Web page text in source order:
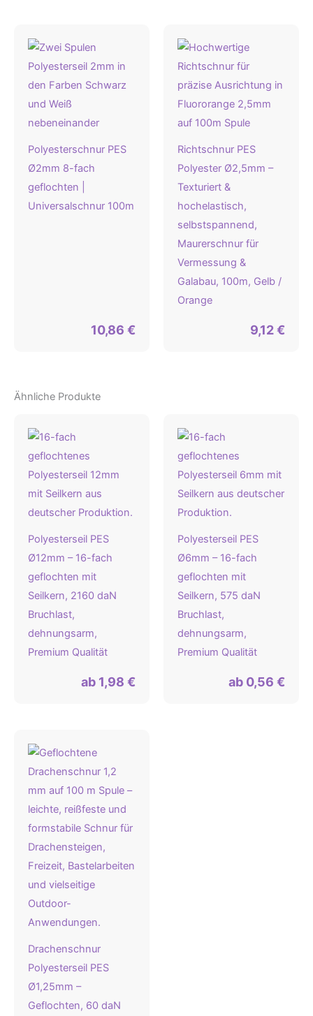
Polyesterschnur PES
Ø2mm 8-fach
geflochten |
Universalschnur 100m
10,86 €
Richtschnur PES
Polyester Ø2,5mm –
Texturiert &
hochelastisch,
selbstspannend,
Maurerschnur für
Vermessung &
Galabau, 100m, Gelb /
Orange
9,12€
Ähnliche Produkte
Polyesterseil PES
Ø12mm – 16-fach
geflochten mit
Seilkern, 2160 daN
Bruchlast,
dehnungsarm,
Premium Qualität
ab 1,98 €
Polyesterseil PES
Ø6mm – 16-fach
geflochten mit
Seilkern, 575 daN
Bruchlast,
dehnungsarm,
Premium Qualität
ab 0,56 €
Drachenschnur
Polyesterseil PES
Ø1,25mm –
Geflochten, 60 daN